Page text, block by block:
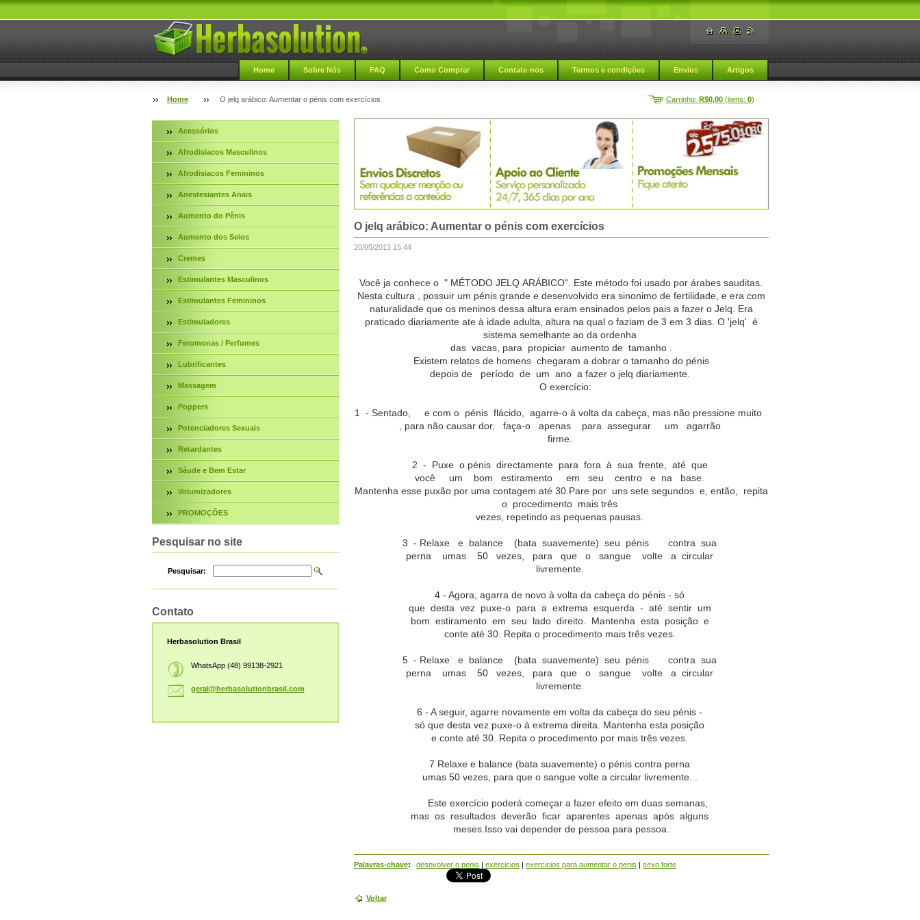
Home Sobre Nós FAQ Como Comprar Contate-nos Termos e condições Envios Artigos
Carrinho: R$0,00(itens: 0)
Home O jelq arábico: Aumentar o pénis com exercícios
O jelq arábico: Aumentar o pénis com exercícios
20/05/2013 15:44
Você ja conhece o " MÉTODO JELQ ARÁBICO". Este método foi usado por árabes sauditas.
Nesta cultura , possuir um pénis grande e desenvolvido era sinonimo de fertilidade, e era com
naturalidade que os meninos dessa altura eram ensinados pelos pais a fazer o Jelq. Era
praticado diariamente ate à idade adulta, altura na qual o faziam de 3 em 3 dias. O 'jelq' é
sistema semelhante ao da ordenha
das vacas, para propiciar aumento de tamanho .
Existem relatos de homens chegaram a dobrar o tamanho do pénis
depois de período de um ano a fazer o jelq diariamente.
O exercício:
1 - Sentado, e com o pénis flácido, agarre-o à volta da cabeça, mas não pressione muito
, para não causar dor, faça-o apenas para assegurar um agarrão
firme.
2 - Puxe o pénis directamente para fora à sua frente, até que
você um bom estiramento em seu centro e na base.
Mantenha esse puxão por uma contagem até 30.Pare por uns sete segundos e, então, repita
o procedimento mais três
vezes, repetindo as pequenas pausas.
3 - Relaxe e balance (bata suavemente) seu pénis contra sua
perna umas 50 vezes, para que o sangue volte a circular
livremente.
4 - Agora, agarra de novo à volta da cabeça do pénis - só
que desta vez puxe-o para a extrema esquerda - até sentir um
bom estiramento em seu lado direito. Mantenha esta posição e
conte até 30. Repita o procedimento mais três vezes.
5 - Relaxe e balance (bata suavemente) seu pénis contra sua
perna umas 50 vezes, para que o sangue volte a circular
livremente.
6 - A seguir, agarre novamente em volta da cabeça do seu pénis -
só que desta vez puxe-o à extrema direita. Mantenha esta posição
e conte até 30. Repita o procedimento por mais três vezes.
7 Relaxe e balance (bata suavemente) o pénis contra perna
umas 50 vezes, para que o sangue volte a circular livremente. .
Este exercício poderá começar a fazer efeito em duas semanas,
mas os resultados deverão ficar aparentes apenas após alguns
meses.Isso vai depender de pessoa para pessoa.
Palavras-chave: desnvolver o penis | exercicios | exercicios para aumentar o penis | sexo forte
Voltar
Acessórios
Afrodisiacos Masculinos
Afrodisiacos Femininos
Anestesiantes Anais
Aumento do Pênis
Aumento dos Seios
Cremes
Estimulantes Masculinos
Estimulantes Femininos
Estimuladores
Feromonas / Perfumes
Lubrificantes
Massagem
Poppers
Potenciadores Sexuais
Retardantes
Sáude e Bem Estar
Volumizadores
PROMOÇÕES
Pesquisar no site
Pesquisar:
Contato
Herbasolution Brasil
WhatsApp (48) 99138-2921
geral@herbasolutionbrasil.com